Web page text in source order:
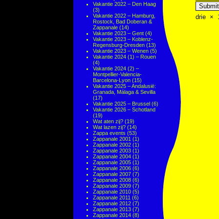
Vakantie 2022 – Den Haag
(3)
Vakantie 2022 – Hamburg,
Rostock, Bad Doberan &
Zappanale (14)
Vakantie 2023 – Gent (4)
Vakantie 2023 – Koblenz-
Regensburg-Dresden (13)
Vakantie 2023 – Wenen (5)
Vakantie 2024 (1) – Rouen
(4)
Vakantie 2024 (2) –
Montpellier-Valencia-
Barcelona-Lyon (15)
Vakantie 2025 – Andalusië:
Granada, Málaga & Sevilla
(17)
Vakantie 2025 – Brussel (6)
Vakantie 2026 – Schotland
(19)
Wat aten zij? (19)
Wat lazen zij? (14)
Zappa events (53)
Zappanale 2001 (1)
Zappanale 2002 (1)
Zappanale 2003 (1)
Zappanale 2004 (1)
Zappanale 2005 (1)
Zappanale 2006 (6)
Zappanale 2007 (7)
Zappanale 2008 (6)
Zappanale 2009 (7)
Zappanale 2010 (5)
Zappanale 2011 (6)
Zappanale 2012 (7)
Zappanale 2013 (7)
Zappanale 2014 (8)
drie ×